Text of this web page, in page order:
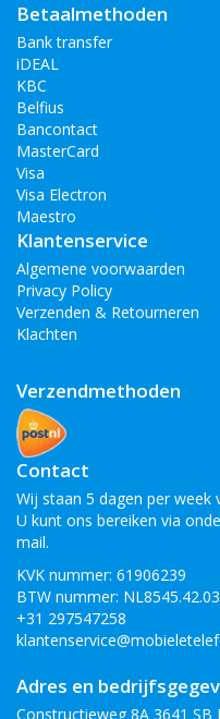
Betaalmethoden
Bank transfer
iDEAL
KBC
Belfius
Bancontact
MasterCard
Visa
Visa Electron
Maestro
Klantenservice
Algemene voorwaarden
Privacy Policy
Verzenden & Retourneren
Klachten
Verzendmethoden
Contact
Wij staan 5 dagen per
U kunt ons bereiken via
mail.
KVK nummer: 61906239
BTW nummer:
+31 297547258
Adres en
Constructieweg 8A 3641 SB